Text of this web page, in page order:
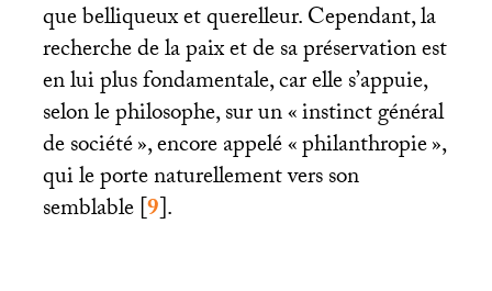
que belliqueux et querelleur. Cependant, la
recherche de la paix et de sa préservation est
en lui plus fondamentale, car elle s’appuie,
selon le philosophe, sur un «instinct général
de société», encore appelé «philanthropie»,
qui le porte naturellement vers son
semblable[9].